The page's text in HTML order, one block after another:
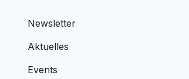
Newsletter
Aktuelles
Events